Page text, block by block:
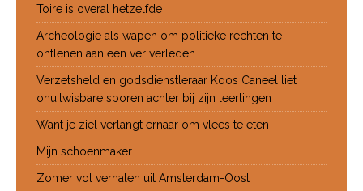
Toire is overal hetzelfde
Archeologie als wapen om politieke rechten te
ontlenen aan een ver verleden
Verzetsheld en godsdienstleraar Koos Caneel liet
onuitwisbare sporen achter bij zijn leerlingen
Want je ziel verlangt ernaar om vlees te eten
Mijn schoenmaker
Zomer vol verhalen uit Amsterdam-Oost